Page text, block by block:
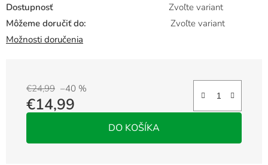
Dostupnosť
Zvoľte variant
Môžeme doručiť do:
Zvoľte variant
Možnosti doručenia
€24,99 –40 %
€14,99
DO KOŠÍKA